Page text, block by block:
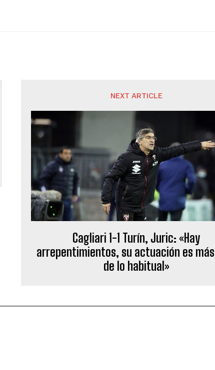
NEXT ARTICLE
Cagliari 1-1 Turín, Juric: «Hay
arrepentimientos, su actuación es
de lo habitual»